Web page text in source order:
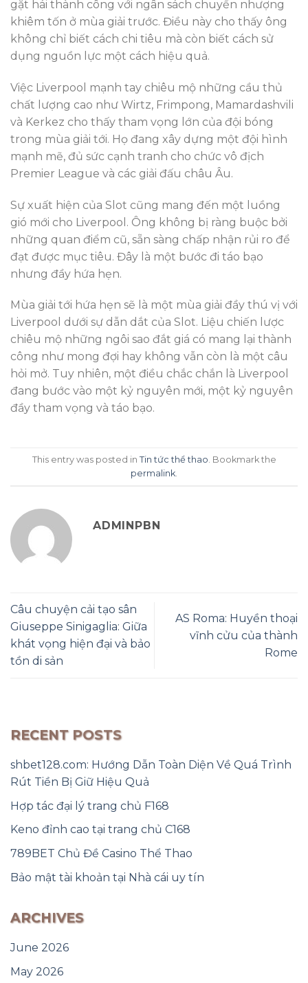
gặt hái thành công với ngân sách chuyển nhượng
khiêm tốn ở mùa giải trước. Điều này cho thấy ông
không chỉ biết cách chi tiêu mà còn biết cách sử
dụng nguồn lực một cách hiệu quả.
Việc Liverpool mạnh tay chiêu mộ những cầu thủ
chất lượng cao như Wirtz, Frimpong, Mamardashvili
và Kerkez cho thấy tham vọng lớn của đội bóng
trong mùa giải tới. Họ đang xây dựng một đội hình
mạnh mẽ, đủ sức cạnh tranh cho chức vô địch
Premier League và các giải đấu châu Âu.
Sự xuất hiện của Slot cũng mang đến một luồng
gió mới cho Liverpool. Ông không bị ràng buộc bởi
những quan điểm cũ, sẵn sàng chấp nhận rủi ro để
đạt được mục tiêu. Đây là một bước đi táo bạo
nhưng đầy hứa hẹn.
Mùa giải tới hứa hẹn sẽ là một mùa giải đầy thú vị với
Liverpool dưới sự dẫn dắt của Slot. Liệu chiến lược
chiêu mộ những ngôi sao đắt giá có mang lại thành
công như mong đợi hay không vẫn còn là một câu
hỏi mở. Tuy nhiên, một điều chắc chắn là Liverpool
đang bước vào một kỷ nguyên mới, một kỷ nguyên
đầy tham vọng và táo bạo.
This entry was posted in Tin tức thể thao . Bookmark the
permalink
ADMINPBN
Câu chuyện cải tạo sân
Giuseppe Sinigaglia: Giữa
khát vọng hiện đại và bảo
tồn di sản
AS Roma: Huyền thoại
vĩnh cửu của thành
Rome
RECENT POSTS
shbet128.com: Hướng Dẫn Toàn Diện Về Quá Trình
Rút Tiền Bị Giữ Hiệu Quả
Hợp tác đại lý trang chủ F168
Keno đỉnh cao tại trang chủ C168
789BET Chủ Đề Casino Thể Thao
Bảo mật tài khoản tại Nhà cái uy tín
ARCHIVES
June 2026
May 2026